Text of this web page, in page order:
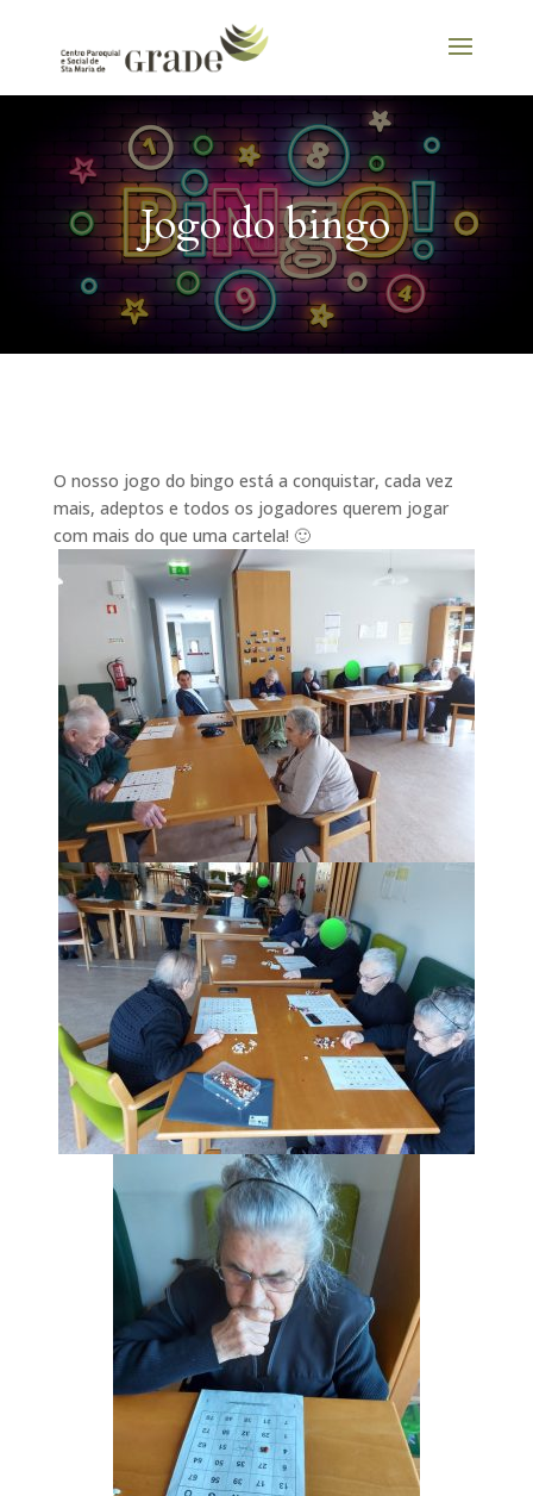
Jogo do bingo
O nosso jogo do bingo está a conquistar, cada vez
mais, adeptos e todos os jogadores querem jogar
com mais do que uma cartela! 🙂